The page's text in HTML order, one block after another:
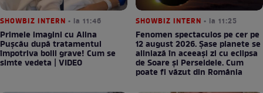
SHOWBIZ INTERN • la 11:46
Primele imagini cu Alina
Pușcău după tratamentul
împotriva bolii grave! Cum se
simte vedeta | VIDEO
SHOWBIZ INTERN • la 11:25
Fenomen spectaculos pe cer pe
12 august 2026. Șase planete se
aliniază în aceeași zi cu eclipsa
de Soare și Perseidele. Cum
poate fi văzut din România